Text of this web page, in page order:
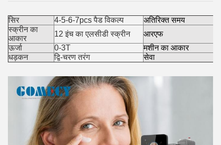
सिर 4-5-6-7pcs पैड विकल्प
अतिरिक्त समय
स्क्रीन का
आकार
12 इंच का एलसीडी स्क्रीन
आरएफ
ऊर्जा
0-3T
मशीन का आकार
धड़कन
द्वि-चरण तरंग सेवा